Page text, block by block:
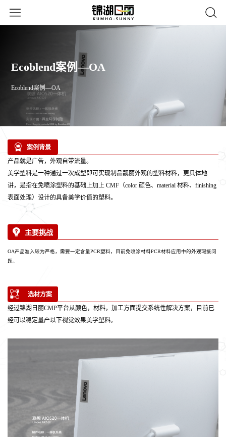
Ecoblend案例—OA
Ecoblend案例—OA
案例背景
产品就是广告，外观自带流量。
美学塑料是一种通过一次成型即可实现制品靓丽外观的塑料材料，更具体地
讲，是指在免喷涂塑料的基础上加上 CMF（color 颜色、material 材料、finishing
表面处理）设计的具备美学价值的塑料。
主要挑战
OA产品准入较为严格，需要一定含量PCR塑料，目前免喷涂材料PCR材料应用中的外观瑕疵问
题。
选材方案
经过锦湖日丽CMP平台从颜色，材料，加工方面提交系统性解决方案，目前已
经可以稳定量产以下视觉效果美学塑料。